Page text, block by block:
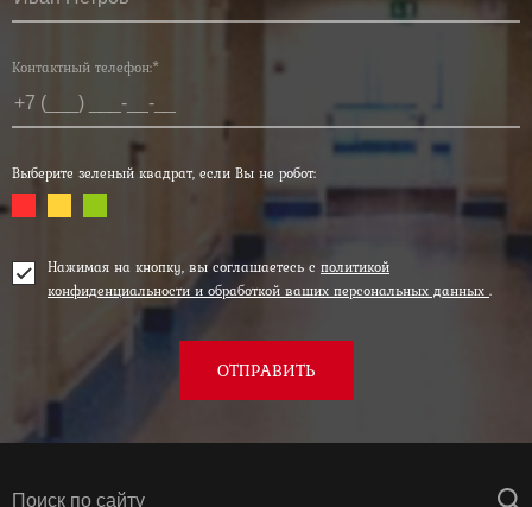
Контактный телефон:*
Выберите зеленый квадрат, если Вы не робот:
Нажимая на кнопку, вы соглашаетесь с политикой
конфиденциальности и обработкой ваших персональных данных .
ОТПРАВИТЬ